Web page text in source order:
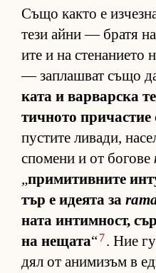
Също както е
тези айни — братя
ите и на сте­на­ни­ето
— зап­лаш­ват също да
ката и вар­вар­ска
тич­ното при­час­тие
пус­тите ли­ва­ди,
спо­мени и от бо­гове
„при­ми­тив­ните
тър е иде­ята за
ната ин­тим­ност,
на не­щата“7. Ние
дял от ани­ми­зъм в